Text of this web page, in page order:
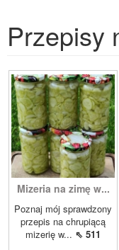
Przepisy
Mizeria na zimę w...
Poznaj mój sprawdzony
przepis na chrupiącą
mizerię w... ⇖ 511